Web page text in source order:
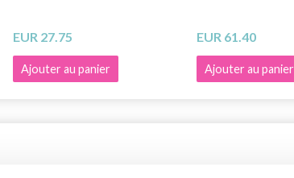
EUR 27.75
Ajouter au panier
EUR 61.40
Ajouter au panier